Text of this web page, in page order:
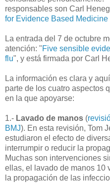
responsables son Carl
for Evidence Based Medicine
La entrada del 7 de octubre
atención: "Five sensible
flu", y está firmada por Carl
La información es clara y
parte de los cuatro aspectos
en la que apoyarse:
1.- Lavado de manos (
BMJ). En esta revisión, Tom
estudiaron el efecto de
interrumpir o reducir la
Muchas son intervenciones
ellas, el lavado de manos 10
la propagación de las